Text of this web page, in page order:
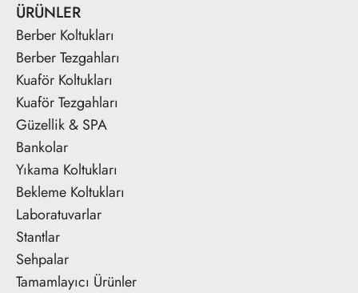
ÜRÜNLER
Berber Koltukları
Berber Tezgahları
Kuaför Koltukları
Kuaför Tezgahları
Güzellik & SPA
Bankolar
Yıkama Koltukları
Bekleme Koltukları
Laboratuvarlar
Stantlar
Sehpalar
Tamamlayıcı Ürünler